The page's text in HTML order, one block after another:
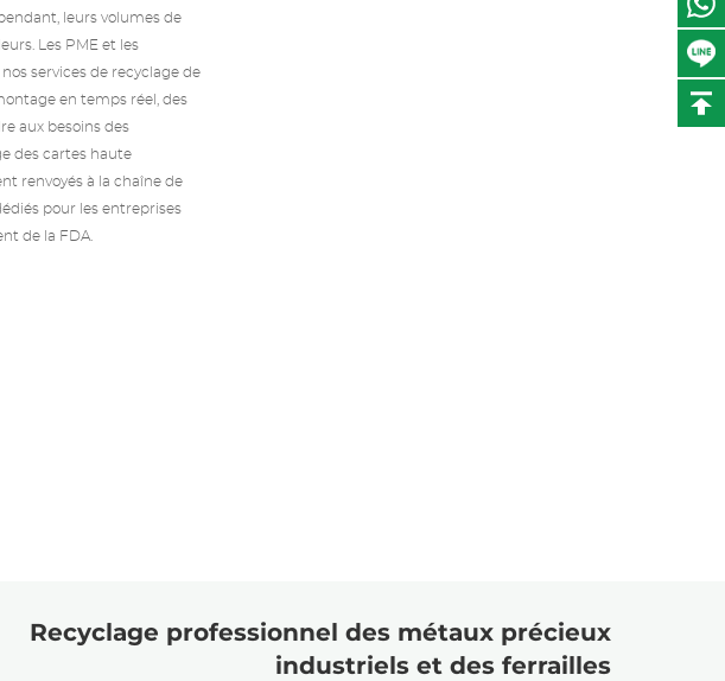
leurs volumes de
Les PME et les
services de recyclage de
en temps réel, des
aux besoins des
des cartes haute
renvoyés à la chaîne de
pour les entreprises
de la FDA.
Recyclage professionnel des métaux précieux
industriels et des ferrailles